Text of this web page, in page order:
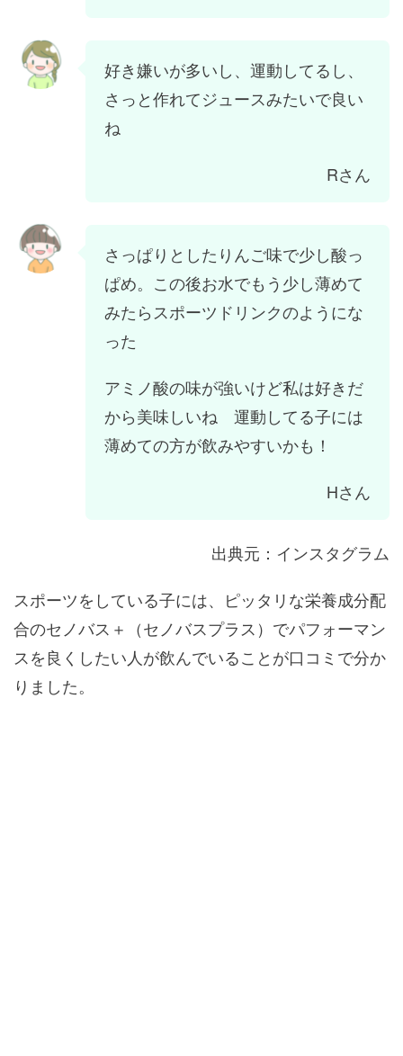
好き嫌いが多いし、運動してるし、
さっと作れてジュースみたいで良い
ね
Rさん
さっぱりとしたりんご味で少し酸っ
ぱめ。この後お水でもう少し薄めて
みたらスポーツドリンクのようにな
った
アミノ酸の味が強いけど私は好きだ
から美味しいね 運動してる子には
薄めての方が飲みやすいかも！
Hさん
出典元：インスタグラム
スポーツをしている子には、ピッタリな栄養成分配
合のセノバス＋（セノバスプラス）でパフォーマン
スを良くしたい人が飲んでいることが口コミで分か
りました。